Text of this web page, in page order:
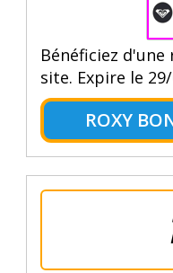
Bénéficiez d'une
site. Expire le
ROXY